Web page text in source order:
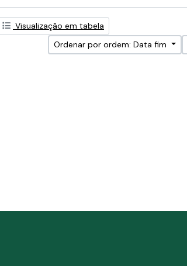
Visualização em tabela
Ordenar por ordem: Data fim